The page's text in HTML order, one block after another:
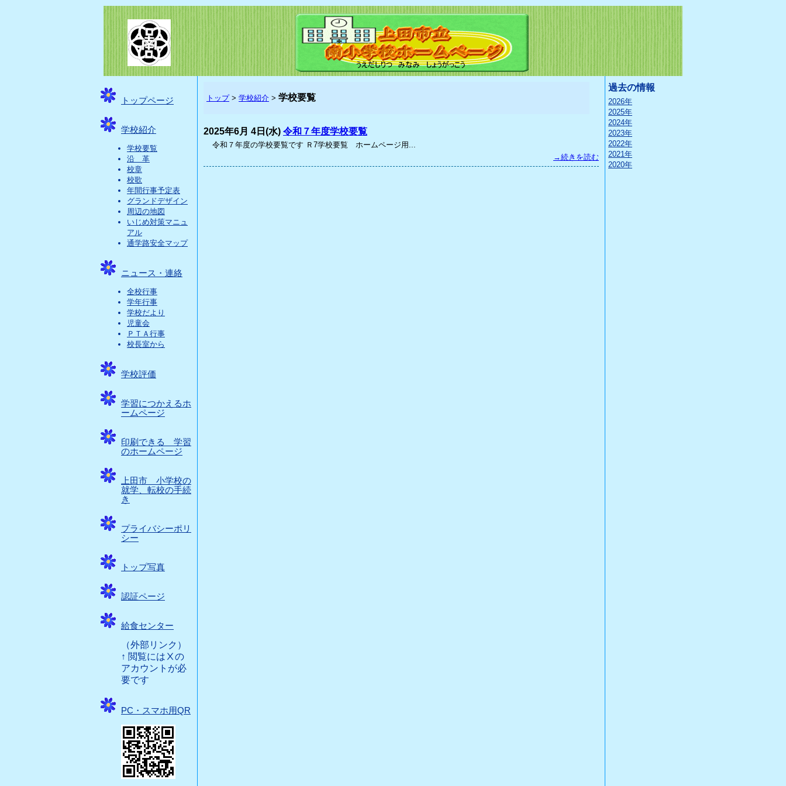
トップページ
学校紹介
学校要覧
沿 革
校章
校歌
年間行事予定表
グランドデザイン
周辺の地図
いじめ対策マニュ
アル
通学路安全マップ
ニュース・連絡
全校行事
学年行事
学校だより
児童会
ＰＴＡ行事
校長室から
学校評価
学習につかえるホ
ームページ
印刷できる 学習
のホームページ
上田市 小学校の
就学、転校の手続
き
プライバシーポリ
シー
トップ写真
認証ページ
給食センター
（外部リンク）
↑ 閲覧にはⅩの
アカウントが必
要です
PC・スマホ用QR
トップ> 学校紹介 > 学校要覧
2025年6月 4日(水) 令和７年度学校要覧
令和７年度の学校要覧です Ｒ7学校要覧 ホームページ用...
→続きを読む
過去の情報
2026年
2025年
2024年
2023年
2022年
2021年
2020年